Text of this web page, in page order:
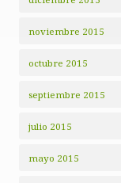
noviembre 2015
octubre 2015
septiembre 2015
julio 2015
mayo 2015